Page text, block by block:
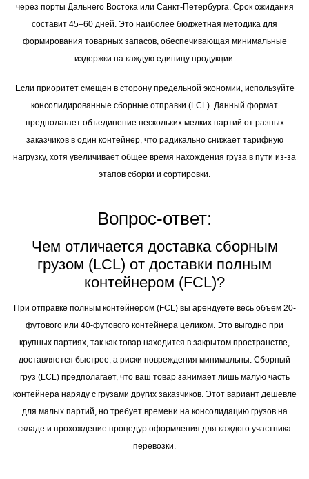
через порты Дальнего Востока или Санкт-Петербурга. Срок ожидания
составит 45–60 дней. Это наиболее бюджетная методика для
формирования товарных запасов, обеспечивающая минимальные
издержки на каждую единицу продукции.
Если приоритет смещен в сторону предельной экономии, используйте
консолидированные сборные отправки (LCL). Данный формат
предполагает объединение нескольких мелких партий от разных
заказчиков в один контейнер, что радикально снижает тарифную
нагрузку, хотя увеличивает общее время нахождения груза в пути из-за
этапов сборки и сортировки.
Вопрос-ответ:
Чем отличается доставка сборным
грузом (LCL) от доставки полным
контейнером (FCL)?
При отправке полным контейнером (FCL) вы арендуете весь объем 20-
футового или 40-футового контейнера целиком. Это выгодно при
крупных партиях, так как товар находится в закрытом пространстве,
доставляется быстрее, а риски повреждения минимальны. Сборный
груз (LCL) предполагает, что ваш товар занимает лишь малую часть
контейнера наряду с грузами других заказчиков. Этот вариант дешевле
для малых партий, но требует времени на консолидацию грузов на
складе и прохождение процедур оформления для каждого участника
перевозки.